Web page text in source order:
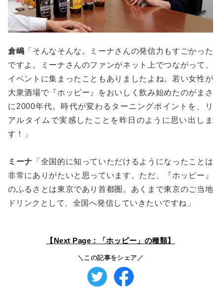
倉嶋 「そんなそんな。ミーナさんの発信力もすごかった
ですよ。ミーナさんのファンがネット上でつながって、
イベントに集まったこともありましたよね。若い女性が
大衆酒場で『ホッピー』をおいしく飲み始めたのがまさ
に2000年代。時代が変わるターニングポイントを、リ
アルタイムで実感したことを昨日のように思い出しま
す！」
ミーナ 「全国的に知っていただけるようになったことは
非常にありがたいと思っています。ただ、『ホッピー』
のふるさとは東京であり首都圏。あくまで東京のご当地
ドリンクとして、全国へ発信していきたいですね」
【Next Page：「ホッピー」の種類】
＼この記事をシェア／